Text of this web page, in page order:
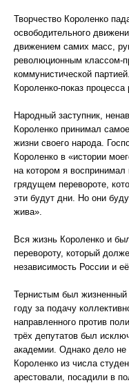
Творчество Короленко
освободительного
движением самих масс,
революционным классом-
коммунистической
Короленко-показ
Народный заступник,
Короленко принимал
жизни своего народа.
Короленко в «истории
на котором я
грядущем перевороте,
эти будут дни. Но они
жива».
Вся жизнь Короленко и
перевороту, который
независимость России и
Тернистым был жизненный
году за подачу
направленного против
трёх депутатов был
академии. Однако дело не
Короленко из числа
арестовали, посадили в